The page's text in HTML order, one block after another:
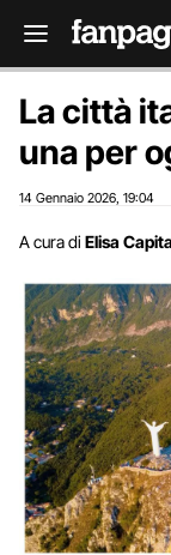
La città
una per
14 Gennaio 2026 19:04
A cura di Elisa